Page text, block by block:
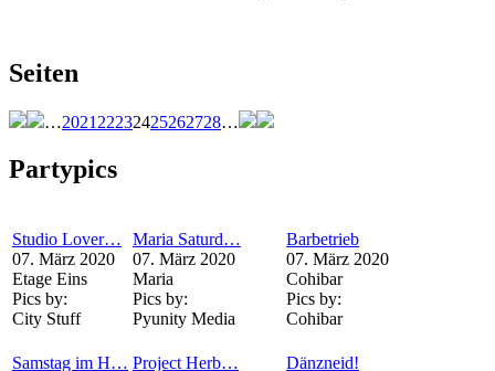
Seiten
…2021 22232425262728…
Partypics
Studio Lover…
07. März 2020
Etage Eins
Pics by:
City Stuff
Maria Saturd…
07. März 2020
Maria
Pics by:
Pyunity Media
Barbetrieb
07. März 2020
Cohibar
Pics by:
Cohibar
Samstag im H… Project Herb…
Dänzneid!